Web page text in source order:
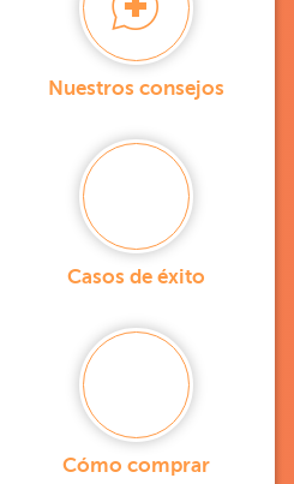
Nuestros consejos
Casos de éxito
Cómo comprar